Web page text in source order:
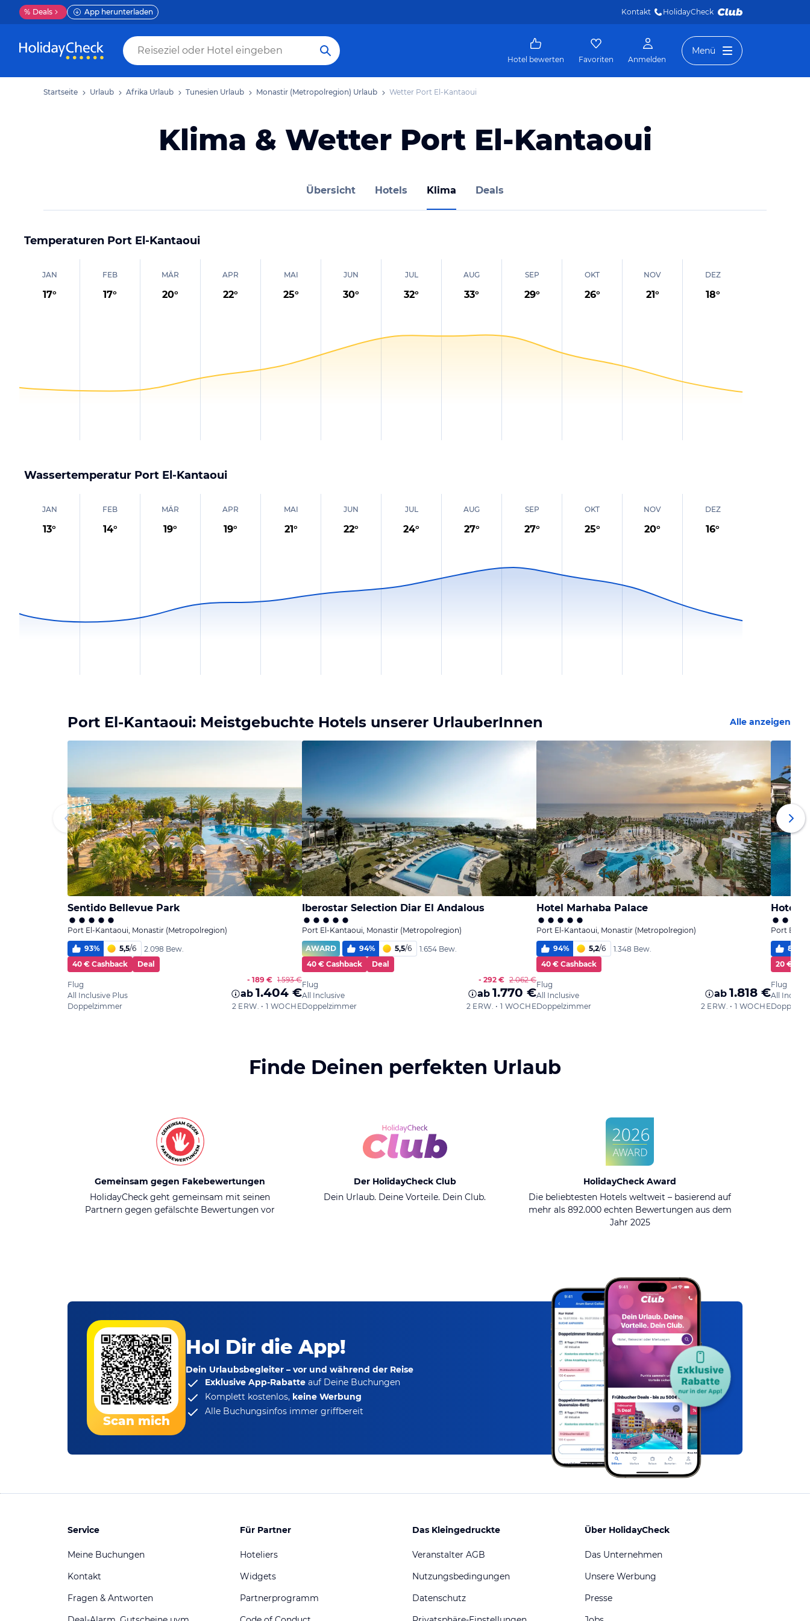
% Deals App herunterladen Kontakt HolidayCheck
Hotel bewerten Favoriten Anmelden
Menü
Startseite Urlaub Afrika Urlaub Tunesien Urlaub Monastir (Metropolregion) Urlaub Wetter Port El-Kantaoui
Klima & Wetter Port El-Kantaoui
Übersicht Hotels Klima Deals
Temperaturen Port El-Kantaoui
JAN
17°
FEB
17°
MÄR
20°
APR
22°
MAI
25°
JUN
30°
JUL
32°
AUG
33°
SEP
29°
OKT
26°
NOV
21°
DEZ
18°
Wassertemperatur Port El-Kantaoui
JAN
13°
FEB
14°
MÄR
19°
APR
19°
MAI
21°
JUN
22°
JUL
24°
AUG
27°
SEP
27°
OKT
25°
NOV
20°
DEZ
16°
Port El-Kantaoui: Meistgebuchte Hotels unserer UrlauberInnen Alle anzeigen
Sentido Bellevue Park
Port El-Kantaoui, Monastir (Metropolregion)
93% 5,5/6
2.098 Bew.
40 € Cashback
Deal
Flug
All Inclusive Plus
Doppelzimmer
- 189 € 1.593 €
ab 1.404 €
2 ERW. • 1 WOCHE
Iberostar Selection Diar El Andalous
Port El-Kantaoui, Monastir (Metropolregion)
AWARD
94% 5,5/6
1.654 Bew.
40 € Cashback
Deal
Flug
All Inclusive
Doppelzimmer
- 292 € 2.062 €
ab 1.770 €
2 ERW. • 1 WOCHE
Hotel Marhaba Palace
Port El-Kantaoui, Monastir (Metropolregion)
94% 5,2/6
1.348 Bew.
40 € Cashback
Flug
All Inclusive
Doppelzimmer
ab 1.818 €
2 ERW. • 1 WOCHE
Hotel
Port El-
88
20 €
Flug
All
Finde Deinen perfekten Urlaub
Gemeinsam gegen Fakebewertungen
HolidayCheck geht gemeinsam mit seinen
Partnern gegen gefälschte Bewertungen vor
Der HolidayCheck Club
Dein Urlaub. Deine Vorteile. Dein Club.
HolidayCheck Award
Die beliebtesten Hotels weltweit – basierend auf
mehr als 892.000 echten Bewertungen aus dem
Jahr 2025
Scan mich
Hol Dir die App!
Dein Urlaubsbegleiter – vor und während der Reise
Exklusive App-Rabatte auf Deine Buchungen
Komplett kostenlos, keine Werbung
Alle Buchungsinfos immer griffbereit
Service
Meine Buchungen
Kontakt
Fragen & Antworten
Für Partner
Hoteliers
Widgets
Partnerprogramm
Das Kleingedruckte
Veranstalter AGB
Nutzungsbedingungen
Datenschutz
Über HolidayCheck
Das Unternehmen
Unsere Werbung
Presse